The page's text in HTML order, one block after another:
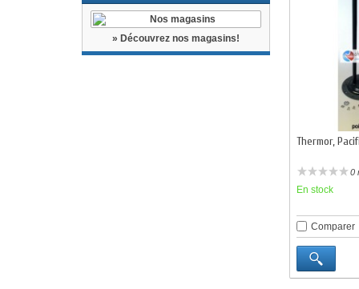
» Découvrez nos magasins!
Thermor,
0
En stock
Comparer